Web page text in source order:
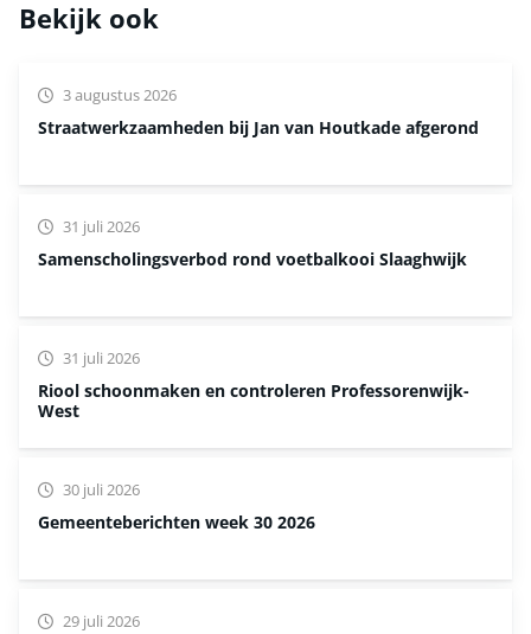
Bekijk ook
Straatwerkzaamheden bij Jan van Houtkade afgerond
3 augustus 2026
Samenscholingsverbod rond voetbalkooi Slaaghwijk
31 juli 2026
Riool schoonmaken en controleren Professorenwijk-
West
31 juli 2026
Gemeenteberichten week 30 2026
30 juli 2026
29 juli 2026